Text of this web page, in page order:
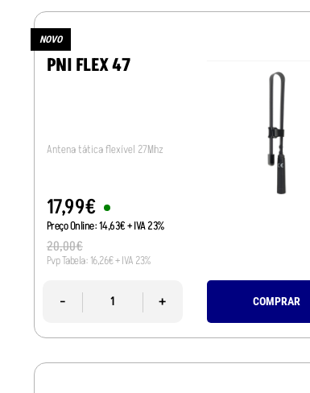
NOVO
PNI FLEX 47
Antena tática flexível 27Mhz
17,99€
Preço Online:14,63€+ IVA 23%
20,00€
Pvp Tabela: 16,26€+ IVA 23%
- + COMPRAR